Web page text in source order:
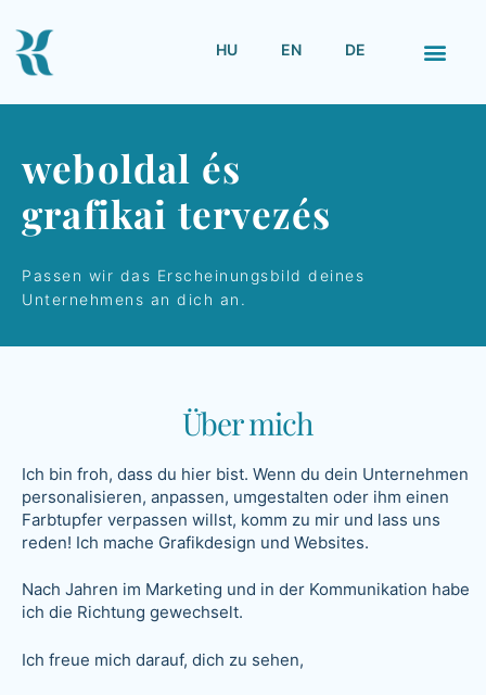
HU EN DE
weboldal és
grafikai tervezés
Passen wir das Erscheinungsbild deines
Unternehmens an dich an.
Über mich
Ich bin froh, dass du hier bist. Wenn du dein Unternehmen
personalisieren, anpassen, umgestalten oder ihm einen
Farbtupfer verpassen willst, komm zu mir und lass uns
reden! Ich mache Grafikdesign und Websites.
Nach Jahren im Marketing und in der Kommunikation habe
ich die Richtung gewechselt.
Ich freue mich darauf, dich zu sehen,